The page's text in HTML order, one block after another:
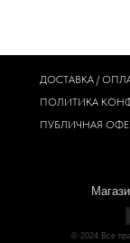
© 2024 Все
ДОСТАВКА /
ПОЛИТИКА
ПУБЛИЧНАЯ